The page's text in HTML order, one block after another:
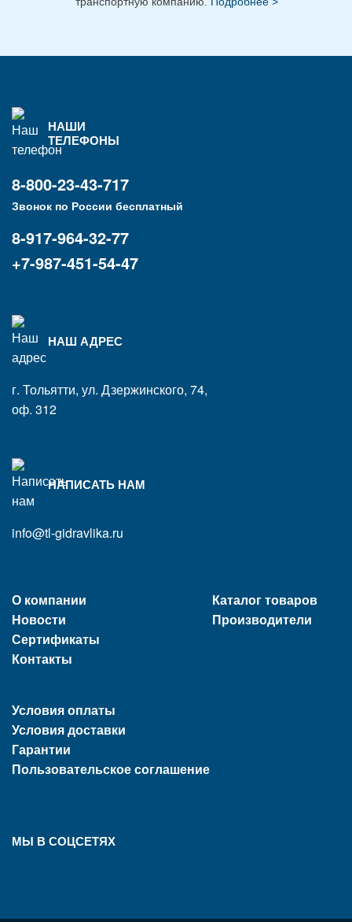
НАШИ
ТЕЛЕФОНЫ
8-800-23-43-717
Звонок по России бесплатный
8-917-964-32-77
+7-987-451-54-47
НАШ АДРЕС
г. Тольятти, ул. Дзержинского, 74,
оф. 312
НАПИСАТЬ НАМ
info@tl-gidravlika.ru
О компании
Новости
Сертификаты
Контакты
Условия оплаты
Условия доставки
Гарантии
Пользовательское соглашение
Каталог товаров
Производители
МЫ В СОЦСЕТЯХ